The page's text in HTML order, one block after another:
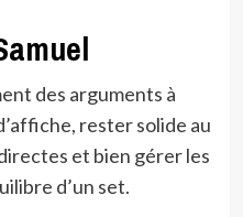
des arguments à
rester solide au
et bien gérer les
d’un set.